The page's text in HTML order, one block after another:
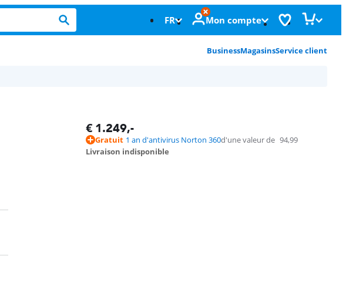
FR Mon compte
BusinessMagasinsService client
€ 1.249,-
Gratuit 1 an d'antivirus Norton 360d'une valeur de 94,99
Livraison indisponible